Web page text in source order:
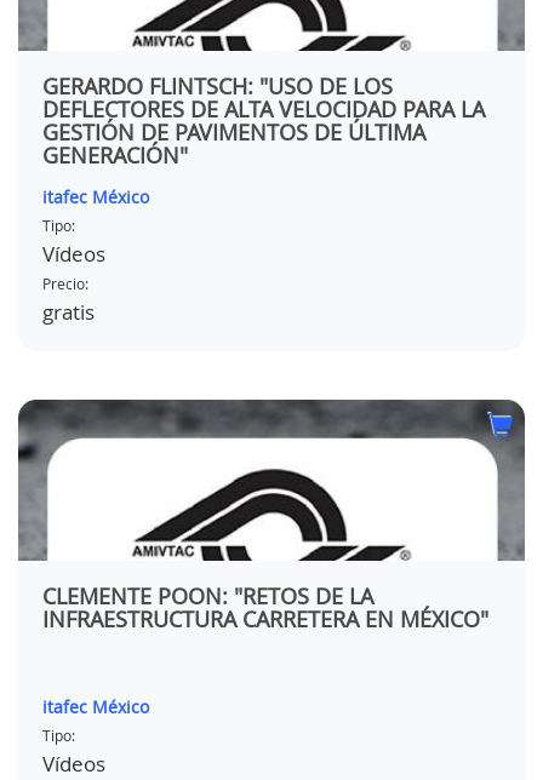
GERARDO FLINTSCH: "USO DE LOS
DEFLECTORES DE ALTA VELOCIDAD PARA LA
GESTIÓN DE PAVIMENTOS DE ÚLTIMA
GENERACIÓN"
itafec México
Tipo:
Vídeos
Precio:
gratis
CLEMENTE POON: "RETOS DE LA
INFRAESTRUCTURA CARRETERA EN MÉXICO"
itafec México
Tipo:
Vídeos